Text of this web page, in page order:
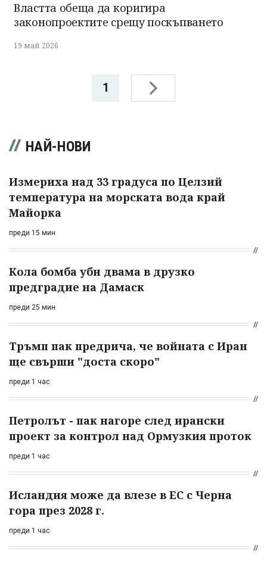
Властта обеща да коригира
законопроектите срещу поскъпването
19 май 2026
1
НАЙ-НОВИ
Измериха над 33 градуса по Целзий
температура на морската вода край
Майорка
преди 15 мин
Кола бомба уби двама в друзко
предградие на Дамаск
преди 25 мин
Тръмп пак предрича, че войната с Иран
ще свърши "доста скоро"
преди 1 час
Петролът - пак нагоре след ирански
проект за контрол над Ормузкия проток
преди 1 час
Исландия може да влезе в ЕС с Черна
гора през 2028 г.
преди 1 час